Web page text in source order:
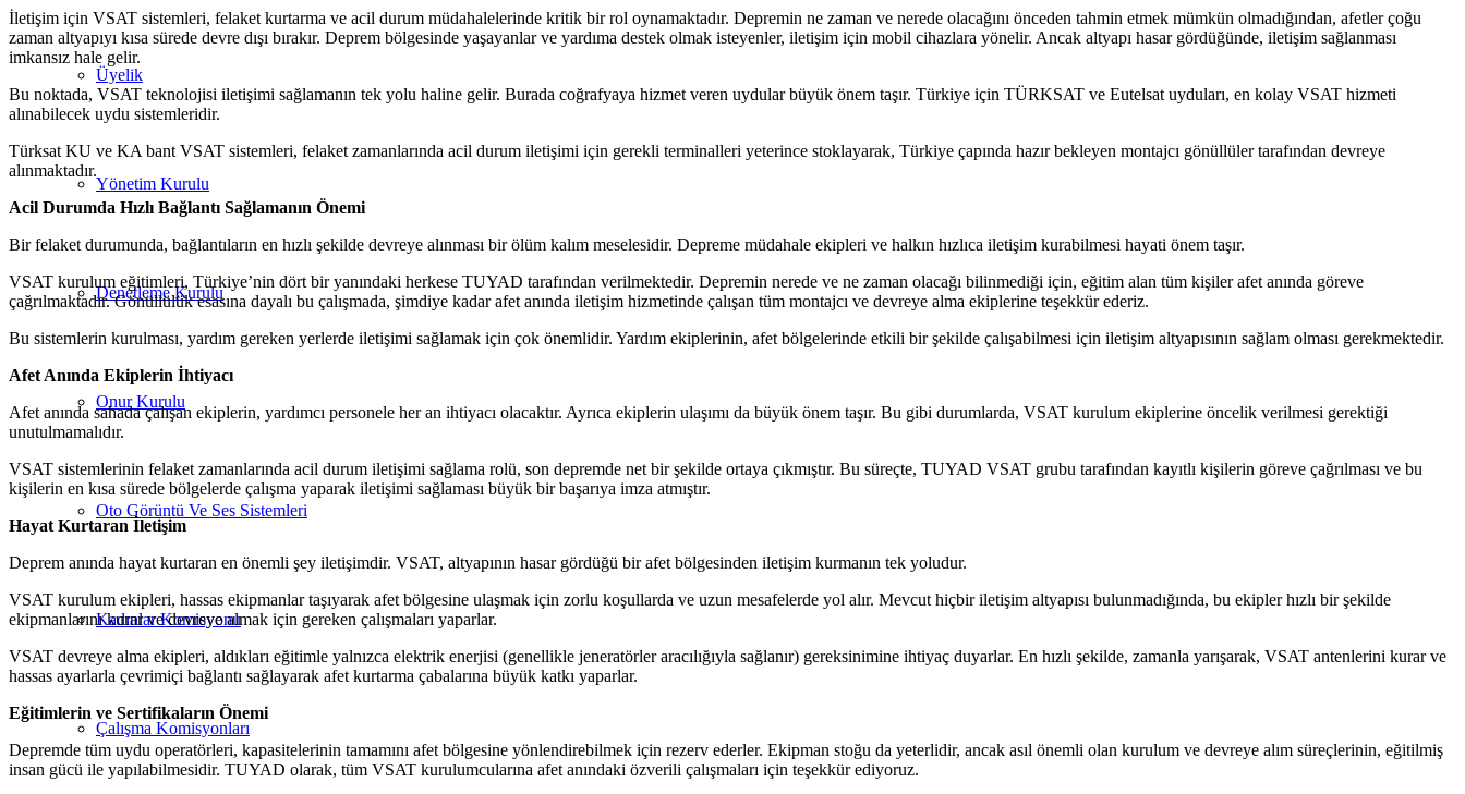
Üyelik
Yönetim Kurulu
Denetleme Kurulu
Onur Kurulu
Oto Görüntü Ve Ses Sistemleri
Kadınlar Komisyonu
Çalışma Komisyonları
İletişim için VSAT sistemleri, felaket kurtarma ve acil durum müdahalelerinde kritik bir rol oynamaktadır. Depremin ne zaman ve nerede olacağını önceden tahmin etmek mümkün olmadığından, afetler çoğu
zaman altyapıyı kısa sürede devre dışı bırakır. Deprem bölgesinde yaşayanlar ve yardıma destek olmak isteyenler, iletişim için mobil cihazlara yönelir. Ancak altyapı hasar gördüğünde, iletişim sağlanması
imkansız hale gelir.
Bu noktada, VSAT teknolojisi iletişimi sağlamanın tek yolu haline gelir. Burada coğrafyaya hizmet veren uydular büyük önem taşır. Türkiye için TÜRKSAT ve Eutelsat uyduları, en kolay VSAT hizmeti
alınabilecek uydu sistemleridir.
Türksat KU ve KA bant VSAT sistemleri, felaket zamanlarında acil durum iletişimi için gerekli terminalleri yeterince stoklayarak, Türkiye çapında hazır bekleyen montajcı gönüllüler tarafından devreye
alınmaktadır.
Acil Durumda Hızlı Bağlantı Sağlamanın Önemi
Bir felaket durumunda, bağlantıların en hızlı şekilde devreye alınması bir ölüm kalım meselesidir. Depreme müdahale ekipleri ve halkın hızlıca iletişim kurabilmesi hayati önem taşır.
VSAT kurulum eğitimleri, Türkiye’nin dört bir yanındaki herkese TUYAD tarafından verilmektedir. Depremin nerede ve ne zaman olacağı bilinmediği için, eğitim alan tüm kişiler afet anında göreve
çağrılmaktadır. Gönüllülük esasına dayalı bu çalışmada, şimdiye kadar afet anında iletişim hizmetinde çalışan tüm montajcı ve devreye alma ekiplerine teşekkür ederiz.
Bu sistemlerin kurulması, yardım gereken yerlerde iletişimi sağlamak için çok önemlidir. Yardım ekiplerinin, afet bölgelerinde etkili bir şekilde çalışabilmesi için iletişim altyapısının sağlam olması gerekmektedir.
Afet Anında Ekiplerin İhtiyacı
Afet anında sahada çalışan ekiplerin, yardımcı personele her an ihtiyacı olacaktır. Ayrıca ekiplerin ulaşımı da büyük önem taşır. Bu gibi durumlarda, VSAT kurulum ekiplerine öncelik verilmesi gerektiği
unutulmamalıdır.
VSAT sistemlerinin felaket zamanlarında acil durum iletişimi sağlama rolü, son depremde net bir şekilde ortaya çıkmıştır. Bu süreçte, TUYAD VSAT grubu tarafından kayıtlı kişilerin göreve çağrılması ve bu
kişilerin en kısa sürede bölgelerde çalışma yaparak iletişimi sağlaması büyük bir başarıya imza atmıştır.
Hayat Kurtaran İletişim
Deprem anında hayat kurtaran en önemli şey iletişimdir. VSAT, altyapının hasar gördüğü bir afet bölgesinden iletişim kurmanın tek yoludur.
VSAT kurulum ekipleri, hassas ekipmanlar taşıyarak afet bölgesine ulaşmak için zorlu koşullarda ve uzun mesafelerde yol alır. Mevcut hiçbir iletişim altyapısı bulunmadığında, bu ekipler hızlı bir şekilde
ekipmanlarını kurar ve devreye almak için gereken çalışmaları yaparlar.
VSAT devreye alma ekipleri, aldıkları eğitimle yalnızca elektrik enerjisi (genellikle jeneratörler aracılığıyla sağlanır) gereksinimine ihtiyaç duyarlar. En hızlı şekilde, zamanla yarışarak, VSAT antenlerini kurar ve
hassas ayarlarla çevrimiçi bağlantı sağlayarak afet kurtarma çabalarına büyük katkı yaparlar.
Eğitimlerin ve Sertifikaların Önemi
Depremde tüm uydu operatörleri, kapasitelerinin tamamını afet bölgesine yönlendirebilmek için rezerv ederler. Ekipman stoğu da yeterlidir, ancak asıl önemli olan kurulum ve devreye alım süreçlerinin, eğitilmiş
insan gücü ile yapılabilmesidir. TUYAD olarak, tüm VSAT kurulumcularına afet anındaki özverili çalışmaları için teşekkür ediyoruz.